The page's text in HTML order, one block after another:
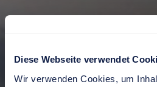
Diese Webseite verwendet
Wir verwenden Cookies, um